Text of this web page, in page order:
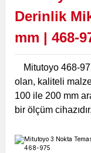
Derinlik
mm | 468-
Mitutoyo 468-
olan, kaliteli
100 ile 200 mm
bir ölçüm cihazıdır.